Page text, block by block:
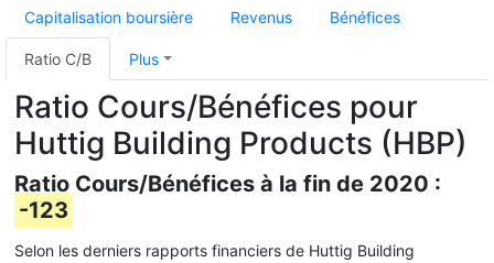
Capitalisation boursière Revenus Bénéfices
Ratio C/B Plus
Ratio Cours/Bénéfices pour
Huttig Building Products (HBP)
Ratio Cours/Bénéfices à la fin de 2020 :
-123
Selon les derniers rapports financiers de Huttig Building